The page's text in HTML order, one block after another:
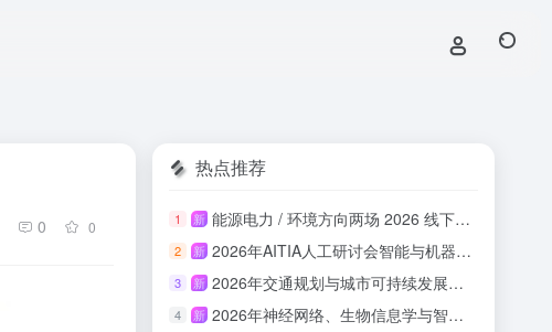
0 0
热点推荐
1 新 能源电力 / 环境方向两场 2026 线下国际会议整理
2 新 2026年AITIA人工研讨会智能与机器学习（AITIA-AIML 2026）
3 新 2026年交通规划与城市可持续发展国际会议（ITPUSD 2026）
4 新 2026年神经网络、生物信息学与智能计算国际会议（INNBIC 2026）